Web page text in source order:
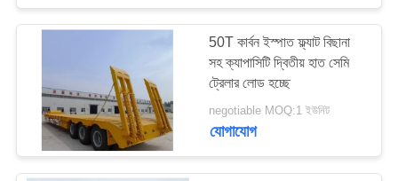
কারখানা
নিয়ন্ত্রণ
50T কার্বন ইস্পাত ফ্ল্যাট বিছানা
সহ ক্যাপাসিটি দ্বিতীয় হাত সেমি
ট্রেলার লোড হচ্ছে
negotiable MOQ:1 ইউনিট
যোগাযোগ